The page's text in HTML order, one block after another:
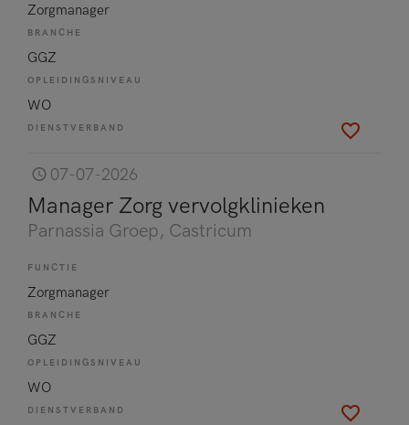
Zorgmanager
BRANCHE
GGZ
OPLEIDINGSNIVEAU
WO
DIENSTVERBAND
07-07-2026
Manager Zorg vervolgklinieken
Parnassia Groep, Castricum
FUNCTIE
Zorgmanager
BRANCHE
GGZ
OPLEIDINGSNIVEAU
WO
DIENSTVERBAND